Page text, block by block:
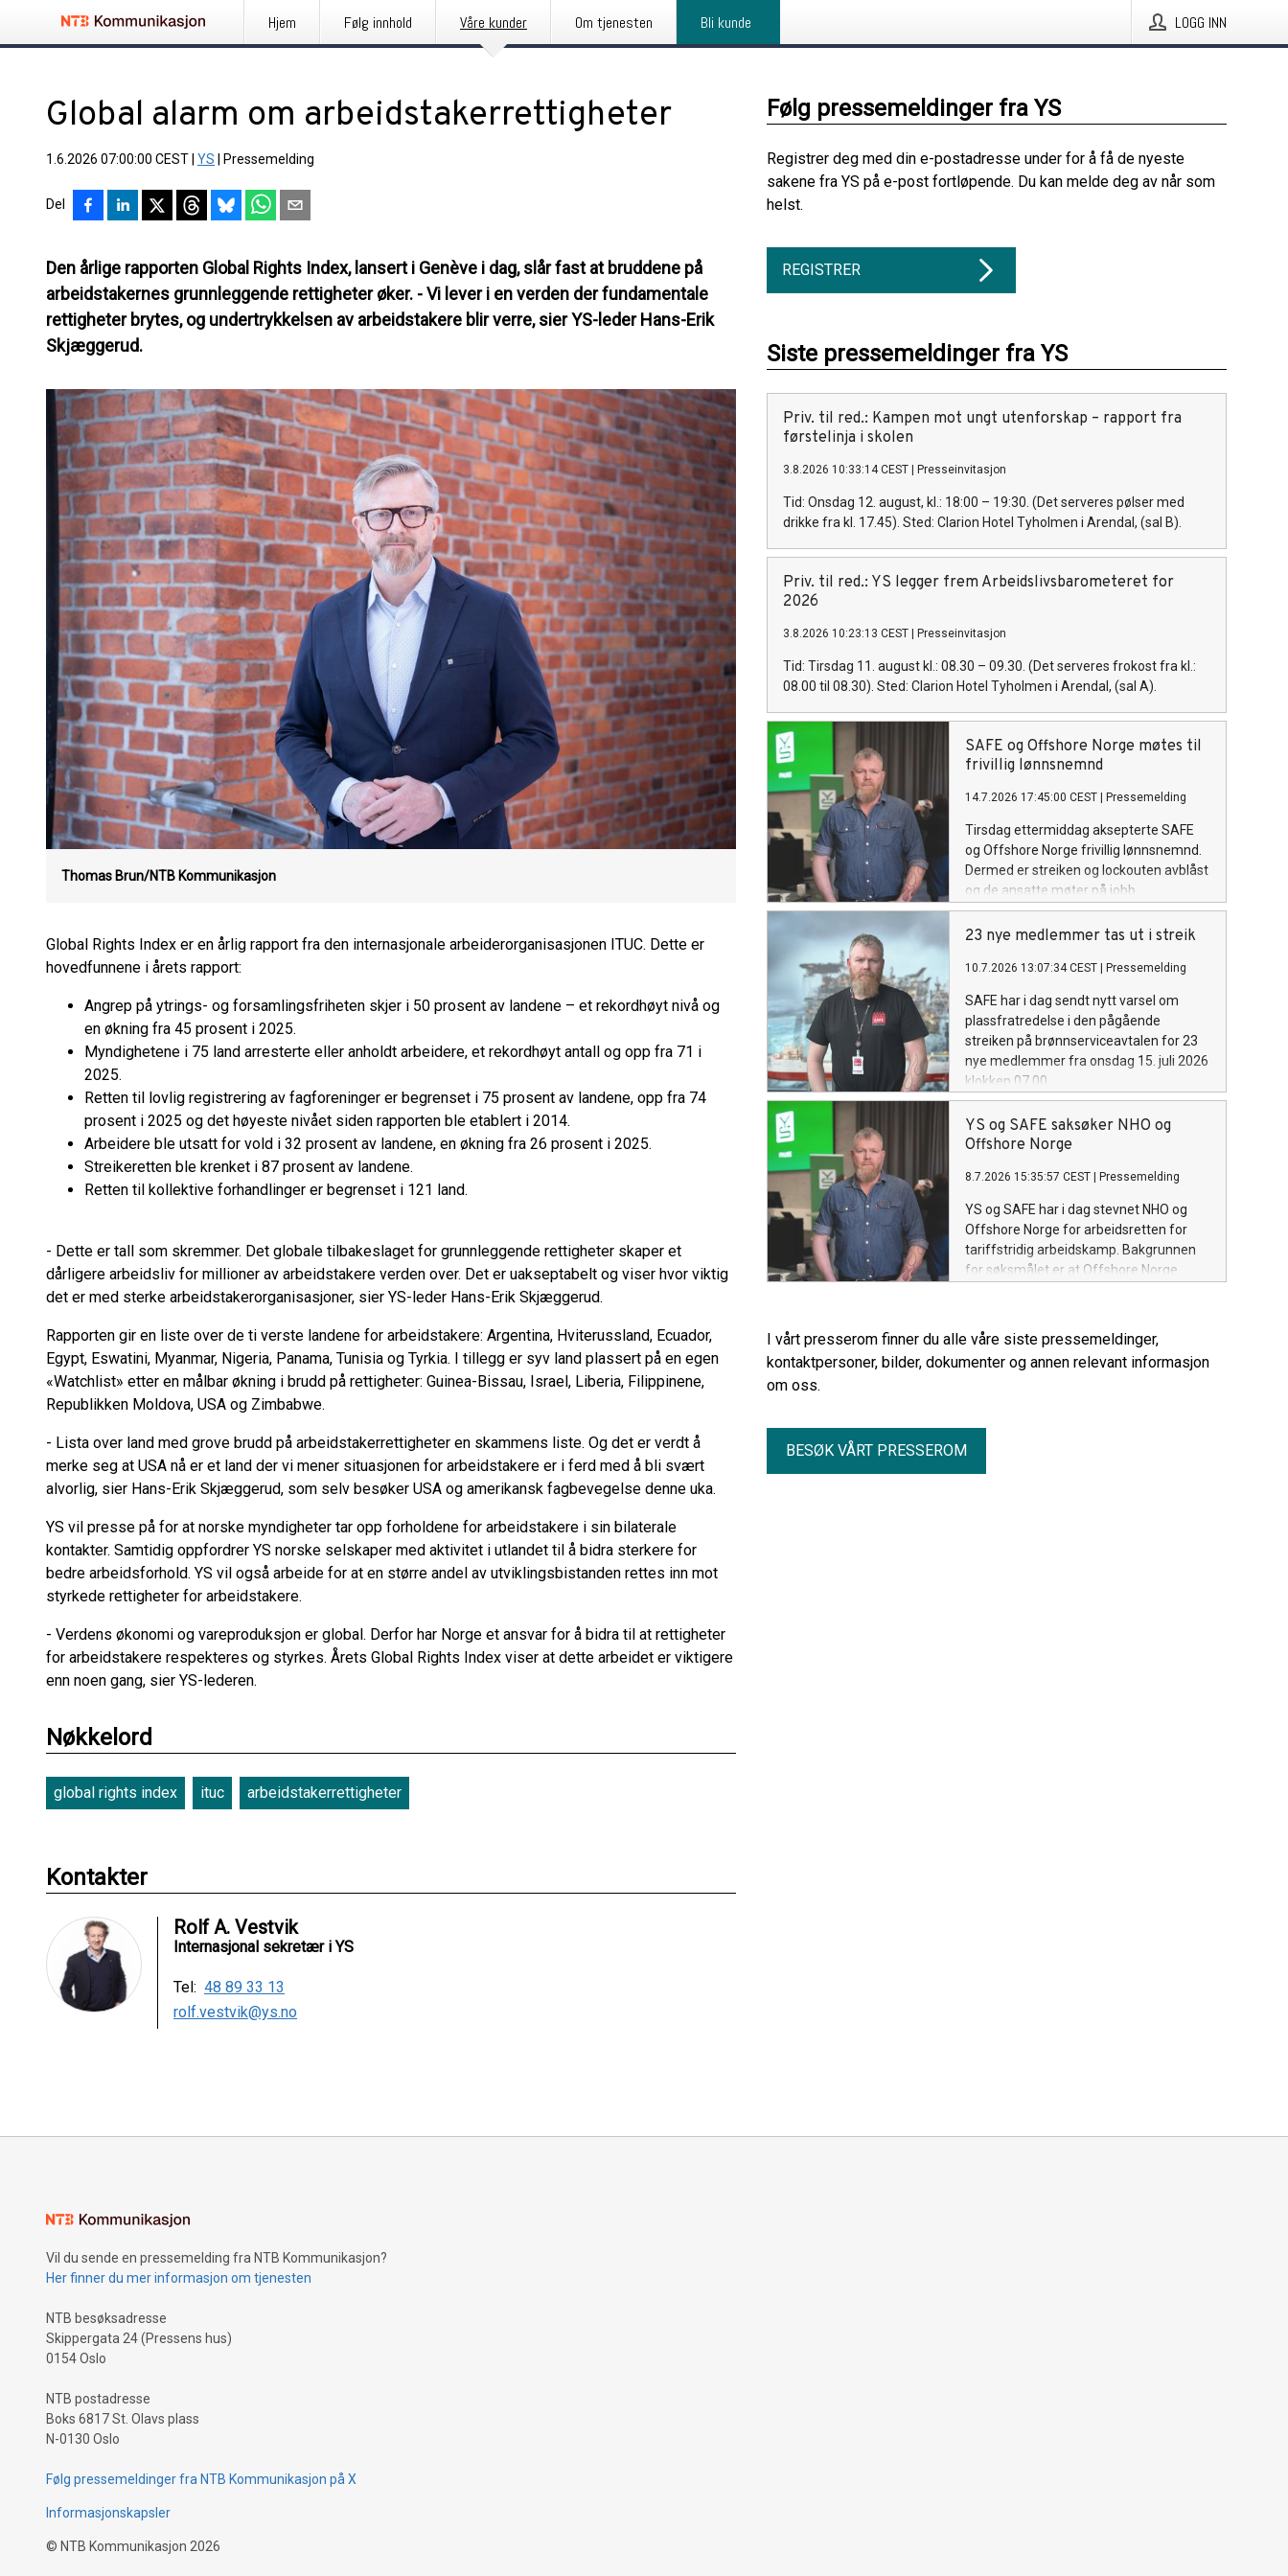
Hjem Følg innhold Våre kunder Om tjenesten Bli kunde LOGG INN
Global alarm om arbeidstakerrettigheter
1.6.2026 07:00:00 CEST YS Pressemelding
Del
Den årlige rapporten Global Rights Index, lansert i Genève i dag, slår fast at bruddene på
arbeidstakernes grunnleggende rettigheter øker. - Vi lever i en verden der fundamentale
rettigheter brytes, og undertrykkelsen av arbeidstakere blir verre, sier YS-leder Hans-Erik
Skjæggerud.
Thomas Brun/NTB Kommunikasjon
Global Rights Index er en årlig rapport fra den internasjonale arbeiderorganisasjonen ITUC. Dette er
hovedfunnene i årets rapport:
Angrep på ytrings- og forsamlingsfriheten skjer i 50 prosent av landene – et rekordhøyt nivå og
en økning fra 45 prosent i 2025.
Myndighetene i 75 land arresterte eller anholdt arbeidere, et rekordhøyt antall og opp fra 71 i
2025.
Retten til lovlig registrering av fagforeninger er begrenset i 75 prosent av landene, opp fra 74
prosent i 2025 og det høyeste nivået siden rapporten ble etablert i 2014.
Arbeidere ble utsatt for vold i 32 prosent av landene, en økning fra 26 prosent i 2025.
Streikeretten ble krenket i 87 prosent av landene.
Retten til kollektive forhandlinger er begrenset i 121 land.
- Dette er tall som skremmer. Det globale tilbakeslaget for grunnleggende rettigheter skaper et
dårligere arbeidsliv for millioner av arbeidstakere verden over. Det er uakseptabelt og viser hvor viktig
det er med sterke arbeidstakerorganisasjoner, sier YS-leder Hans-Erik Skjæggerud.
Rapporten gir en liste over de ti verste landene for arbeidstakere: Argentina, Hviterussland, Ecuador,
Egypt, Eswatini, Myanmar, Nigeria, Panama, Tunisia og Tyrkia. I tillegg er syv land plassert på en egen
«Watchlist» etter en målbar økning i brudd på rettigheter: Guinea-Bissau, Israel, Liberia, Filippinene,
Republikken Moldova, USA og Zimbabwe.
- Lista over land med grove brudd på arbeidstakerrettigheter en skammens liste. Og det er verdt å
merke seg at USA nå er et land der vi mener situasjonen for arbeidstakere er i ferd med å bli svært
alvorlig, sier Hans-Erik Skjæggerud, som selv besøker USA og amerikansk fagbevegelse denne uka.
YS vil presse på for at norske myndigheter tar opp forholdene for arbeidstakere i sin bilaterale
kontakter. Samtidig oppfordrer YS norske selskaper med aktivitet i utlandet til å bidra sterkere for
bedre arbeidsforhold. YS vil også arbeide for at en større andel av utviklingsbistanden rettes inn mot
styrkede rettigheter for arbeidstakere.
- Verdens økonomi og vareproduksjon er global. Derfor har Norge et ansvar for å bidra til at rettigheter
for arbeidstakere respekteres og styrkes. Årets Global Rights Index viser at dette arbeidet er viktigere
enn noen gang, sier YS-lederen.
Nøkkelord
global rights index ituc arbeidstakerrettigheter
Kontakter
Rolf A. Vestvik
Internasjonal sekretær i YS
Tel: 48 89 33 13
rolf.vestvik@ys.no
Følg pressemeldinger fra YS
Registrer deg med din e-postadresse under for å få de nyeste
sakene fra YS på e-post fortløpende. Du kan melde deg av når som
helst.
REGISTRER
Siste pressemeldinger fra YS
Priv. til red.: Kampen mot ungt utenforskap – rapport fra
førstelinja i skolen
3.8.2026 10:33:14 CEST Presseinvitasjon
Tid: Onsdag 12. august, kl.: 18:00 – 19:30. (Det serveres pølser med
drikke fra kl. 17.45). Sted: Clarion Hotel Tyholmen i Arendal, (sal B).
Priv. til red.: YS legger frem Arbeidslivsbarometeret for
2026
3.8.2026 10:23:13 CEST Presseinvitasjon
Tid: Tirsdag 11. august kl.: 08.30 – 09.30. (Det serveres frokost fra kl.:
08.00 til 08.30). Sted: Clarion Hotel Tyholmen i Arendal, (sal A).
SAFE og Offshore Norge møtes til
frivillig lønnsnemnd
14.7.2026 17:45:00 CEST Pressemelding
Tirsdag ettermiddag aksepterte SAFE
og Offshore Norge frivillig lønnsnemnd.
Dermed er streiken og lockouten avblåst
og de ansatte møter på jobb.
23 nye medlemmer tas ut i streik
10.7.2026 13:07:34 CEST Pressemelding
SAFE har i dag sendt nytt varsel om
plassfratredelse i den pågående
streiken på brønnserviceavtalen for 23
nye medlemmer fra onsdag 15. juli 2026
klokken 07.00.
YS og SAFE saksøker NHO og
Offshore Norge
8.7.2026 15:35:57 CEST Pressemelding
YS og SAFE har i dag stevnet NHO og
Offshore Norge for arbeidsretten for
tariffstridig arbeidskamp. Bakgrunnen
for søksmålet er at Offshore Norge
AS fra arbeidet under den pågående
I vårt presserom finner du alle våre siste pressemeldinger,
kontaktpersoner, bilder, dokumenter og annen relevant informasjon
om oss.
BESØK VÅRT PRESSEROM
Vil du sende en pressemelding fra NTB Kommunikasjon?
Her finner du mer informasjon om tjenesten
NTB besøksadresse
Skippergata 24 (Pressens hus)
0154 Oslo
NTB postadresse
Boks 6817 St. Olavs plass
N-0130 Oslo
Følg pressemeldinger fra NTB Kommunikasjon på X
Informasjonskapsler
© NTB Kommunikasjon 2026